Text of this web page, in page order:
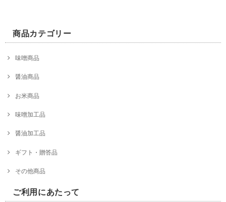
商品カテゴリー
味噌商品
醤油商品
お米商品
味噌加工品
醤油加工品
ギフト・贈答品
その他商品
ご利用にあたって